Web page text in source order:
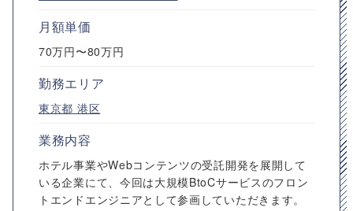
月額単価
70万円〜80万円
勤務エリア
東京都 港区
業務内容
ホテル事業やWebコンテンツの受託開発を展開して
いる企業にて、今回は大規模BtoCサービスのフロン
トエンドエンジニアとして参画していただきます。